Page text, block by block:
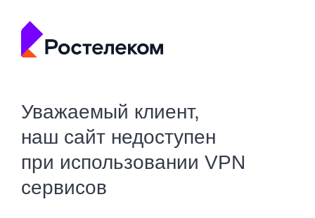
Уважаемый клиент,
наш сайт недоступен
при использовании VPN
сервисов